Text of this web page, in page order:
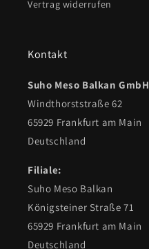
Vertrag widerrufen
Kontakt
Suho Meso Balkan GmbH
Windthorststraße 62
65929 Frankfurt am Main
Deutschland
Filiale:
Suho Meso Balkan
Königsteiner Straße 71
65929 Frankfurt am Main
Deutschland